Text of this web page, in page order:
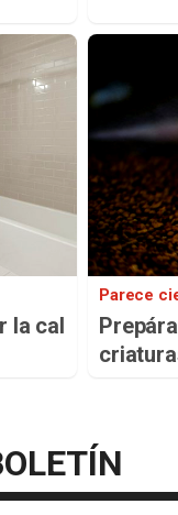
la cal
Parece